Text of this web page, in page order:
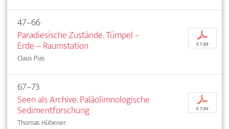
47–66
Paradiesische Zustände. Tümpel –
Erde – Raumstation
Claus Pias
p
€ 7,95
67–73
Seen als Archive. Paläolimnologische
Sedimentforschung
Thomas Hübener
p
€ 7,95